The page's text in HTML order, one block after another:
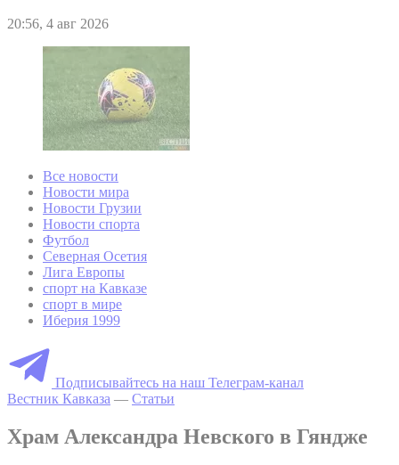
20:56, 4 авг 2026
Все новости
Новости мира
Новости Грузии
Новости спорта
Футбол
Северная Осетия
Лига Европы
спорт на Кавказе
спорт в мире
Иберия 1999
Подписывайтесь на наш Телеграм-канал
Вестник Кавказа — Статьи
Храм Александра Невского в Гяндже